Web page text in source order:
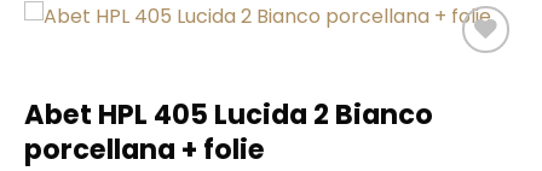
Abet HPL 405 Lucida 2 Bianco
porcellana + folie